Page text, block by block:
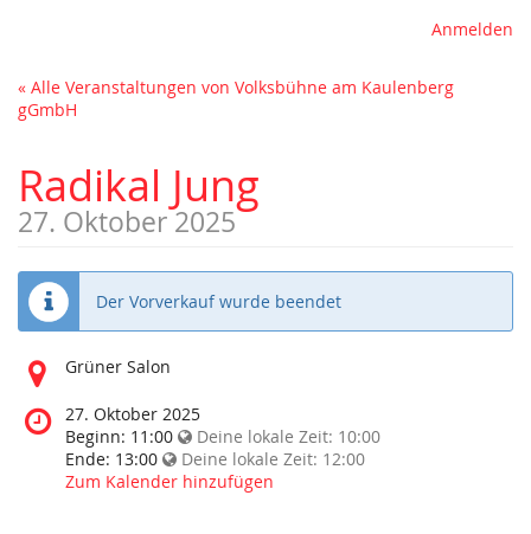
Anmelden
« Alle Veranstaltungen von Volksbühne am Kaulenberg
gGmbH
Radikal Jung
27. Oktober 2025
Der Vorverkauf wurde beendet
Wo
diese
Veranstaltung
statt?
Grüner Salon
Wann
findet
diese
Veranstaltung
27. Oktober 2025
Beginn: 11:00 Deine lokale Zeit: 10:00
Ende: 13:00 Deine lokale Zeit: 12:00
Zum Kalender hinzufügen